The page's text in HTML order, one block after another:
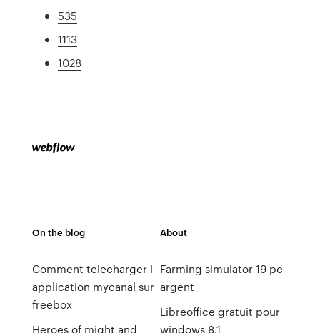
535
1113
1028
On the blog
Comment telecharger l
application mycanal sur
freebox
Heroes of might and
About
Farming simulator 19 pc
argent
Libreoffice gratuit pour
windows 8.1